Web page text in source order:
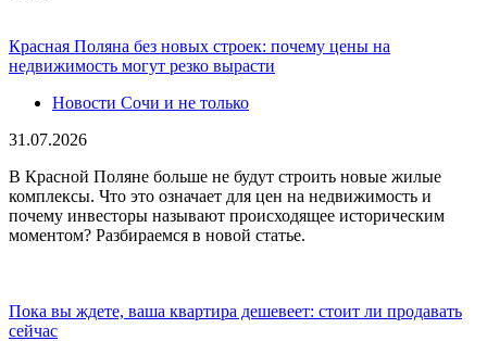
Красная Поляна без новых строек: почему цены на
недвижимость могут резко вырасти
Новости Сочи и не только
31.07.2026
В Красной Поляне больше не будут строить новые жилые
комплексы. Что это означает для цен на недвижимость и
почему инвесторы называют происходящее историческим
моментом? Разбираемся в новой статье.
Пока вы ждете, ваша квартира дешевеет: стоит ли продавать
сейчас